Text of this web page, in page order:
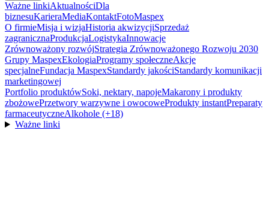
Ważne linkiAktualnościDla
biznesuKarieraMediaKontaktFotoMaspex
O firmieMisja i wizjaHistoria akwizycjiSprzedaż
zagranicznaProdukcjaLogistykaInnowacje
Zrównoważony rozwójStrategia Zrównoważonego Rozwoju 2030
Grupy MaspexEkologiaProgramy społeczneAkcje
specjalneFundacja MaspexStandardy jakościStandardy komunikacji
marketingowej
Portfolio produktówSoki, nektary, napojeMakarony i produkty
zbożowePrzetwory warzywne i owocoweProdukty instantPreparaty
farmaceutyczneAlkohole (+18)
Ważne linki